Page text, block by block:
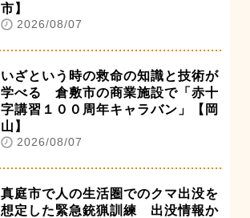
市】
2026/08/07
いざという時の救命の知識と技術が
学べる 倉敷市の商業施設で「赤十
字講習１００周年キャラバン」【岡
山】
2026/08/07
真庭市で人の生活圏でのクマ出没を
想定した緊急銃猟訓練 出没情報か